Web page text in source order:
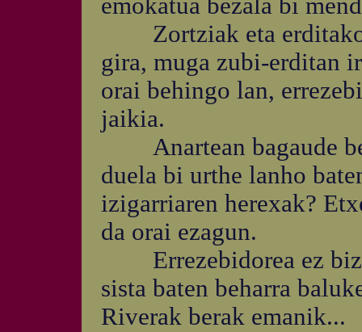
emokatua bezala bi
Zortziak eta erditako,
gira, muga zubi-erditan
orai behingo lan,
jaikia.
Anartean bagaude
duela bi urthe lanho
izigarriaren herexak?
da orai ezagun.
Errezebidorea ez
sista baten beharra
Riverak berak emanik...